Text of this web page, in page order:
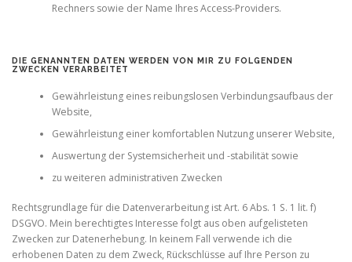
Rechners sowie der Name Ihres Access-Providers.
DIE GENANNTEN DATEN WERDEN VON MIR ZU FOLGENDEN
ZWECKEN VERARBEITET
Gewährleistung eines reibungslosen Verbindungsaufbaus der
Website,
Gewährleistung einer komfortablen Nutzung unserer Website,
Auswertung der Systemsicherheit und -stabilität sowie
zu weiteren administrativen Zwecken
Rechtsgrundlage für die Datenverarbeitung ist Art. 6 Abs. 1 S. 1 lit. f)
DSGVO. Mein berechtigtes Interesse folgt aus oben aufgelisteten
Zwecken zur Datenerhebung. In keinem Fall verwende ich die
erhobenen Daten zu dem Zweck, Rückschlüsse auf Ihre Person zu